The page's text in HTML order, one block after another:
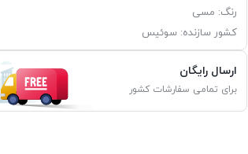
رنگ: مسی
کشور سازنده: سوئیس
ارسال رایگان
برای تمامی سفارشات کشور